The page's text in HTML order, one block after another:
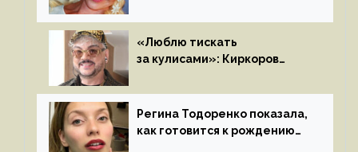
«Люблю тискать
за кулисами»: Киркоров
к молодой особе
Регина Тодоренко показала,
как готовится к рождению